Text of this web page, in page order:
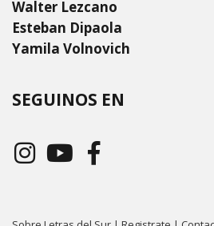
Walter Lezcano
Esteban Dipaola
Yamila Volnovich
SEGUINOS EN